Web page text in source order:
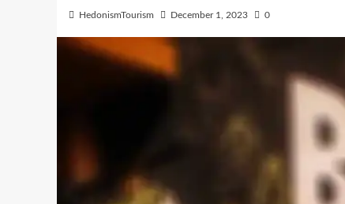
HedonismTourism December 1, 2023 0